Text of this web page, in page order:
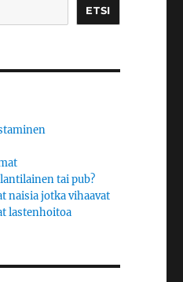
ETSI
tai pub?
naisia jotka vihaavat
lastenhoitoa